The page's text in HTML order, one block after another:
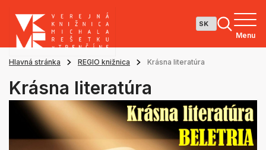
Menu
Hlavná stránka REGIO knižnica Krásna literatúra
Krásna literatúra